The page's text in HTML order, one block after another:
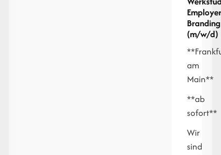
Branding
(m/w/d)
am
Main**
**ab
sofort**
Wir
sind